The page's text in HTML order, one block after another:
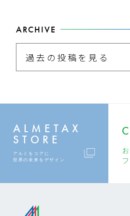
ARCHIVE
過去の投稿を見る
ALMETAX
STORE
アルミをコアに
世界の未来をデザイン